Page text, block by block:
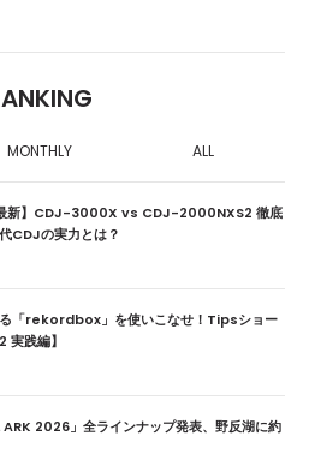
MONTHLY ALL
新】CDJ-3000X vs CDJ-2000NXS2 徹底
CDJの実力とは？
「rekordbox」を使いこなせ！Tipsショー
実践編】
ARK 2026」全ラインナップ発表、野反湖に約